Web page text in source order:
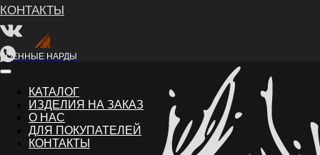
ВОЕННЫЕ НАРДЫ
КАТАЛОГ
ИЗДЕЛИЯ НА ЗАКАЗ
О НАС
ДЛЯ ПОКУПАТЕЛЕЙ
КОНТАКТЫ